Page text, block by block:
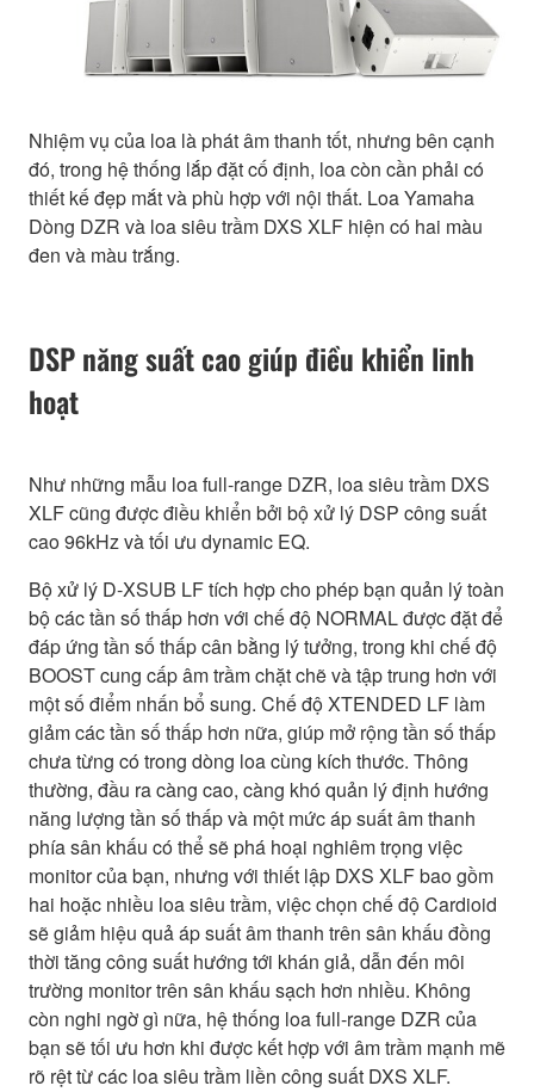
Nhiệm vụ của loa là phát âm thanh tốt, nhưng bên cạnh
đó, trong hệ thống lắp đặt cố định, loa còn cần phải có
thiết kế đẹp mắt và phù hợp với nội thất. Loa Yamaha
Dòng DZR và loa siêu trầm DXS XLF hiện có hai màu
đen và màu trắng.
DSP năng suất cao giúp điều khiển linh
hoạt
Như những mẫu loa full-range DZR, loa siêu trầm DXS
XLF cũng được điều khiển bởi bộ xử lý DSP công suất
cao 96kHz và tối ưu dynamic EQ.
Bộ xử lý D-XSUB LF tích hợp cho phép bạn quản lý toàn
bộ các tần số thấp hơn với chế độ NORMAL được đặt để
đáp ứng tần số thấp cân bằng lý tưởng, trong khi chế độ
BOOST cung cấp âm trầm chặt chẽ và tập trung hơn với
một số điểm nhấn bổ sung. Chế độ XTENDED LF làm
giảm các tần số thấp hơn nữa, giúp mở rộng tần số thấp
chưa từng có trong dòng loa cùng kích thước. Thông
thường, đầu ra càng cao, càng khó quản lý định hướng
năng lượng tần số thấp và một mức áp suất âm thanh
phía sân khấu có thể sẽ phá hoại nghiêm trọng việc
monitor của bạn, nhưng với thiết lập DXS XLF bao gồm
hai hoặc nhiều loa siêu trầm, việc chọn chế độ Cardioid
sẽ giảm hiệu quả áp suất âm thanh trên sân khấu đồng
thời tăng công suất hướng tới khán giả, dẫn đến môi
trường monitor trên sân khấu sạch hơn nhiều. Không
còn nghi ngờ gì nữa, hệ thống loa full-range DZR của
bạn sẽ tối ưu hơn khi được kết hợp với âm trầm mạnh mẽ
rõ rệt từ các loa siêu trầm liền công suất DXS XLF.